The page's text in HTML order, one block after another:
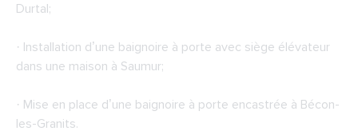
Durtal;
· Installation d’une baignoire à porte avec siège élévateur
dans une maison à Saumur;
· Mise en place d’une baignoire à porte encastrée à Bécon-
les-Granits.